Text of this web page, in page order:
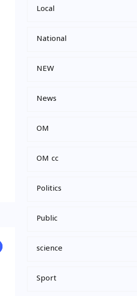
Local
National
NEW
News
OM
OM cc
Politics
Public
science
Sport